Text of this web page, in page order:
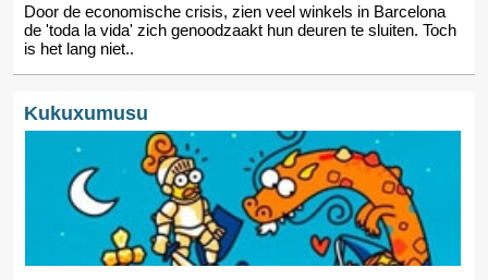
Door de economische crisis, zien veel winkels in Barcelona
de 'toda la vida' zich genoodzaakt hun deuren te sluiten. Toch
is het lang niet..
Kukuxumusu